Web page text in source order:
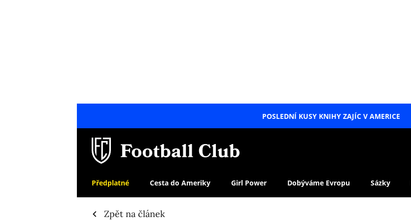
POSLEDNÍ KUSY KNIHY ZAJÍC V AMERICE
Předplatné Cesta do Ameriky Girl Power Dobýváme Evropu Sázky
Zpět na článek